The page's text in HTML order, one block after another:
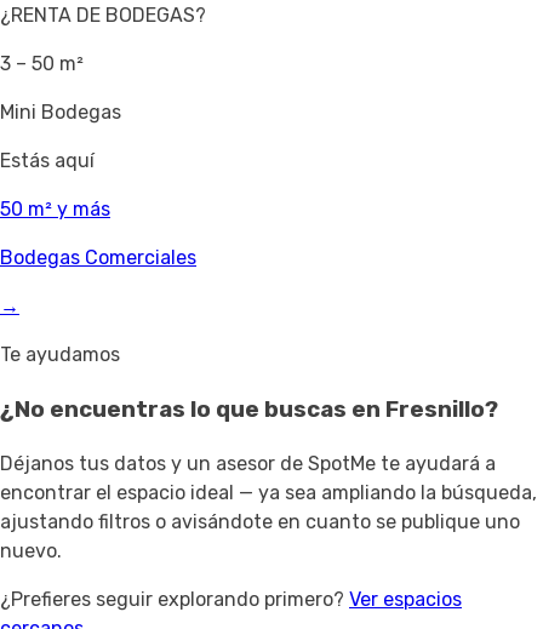
¿RENTA DE BODEGAS?
3 – 50 m²
Mini Bodegas
Estás aquí
50 m² y más
Bodegas Comerciales
→
Te ayudamos
¿No encuentras lo que buscas en Fresnillo?
Déjanos tus datos y un asesor de SpotMe te ayudará a
encontrar el espacio ideal — ya sea ampliando la búsqueda,
ajustando filtros o avisándote en cuanto se publique uno
nuevo.
¿Prefieres seguir explorando primero? Ver espacios